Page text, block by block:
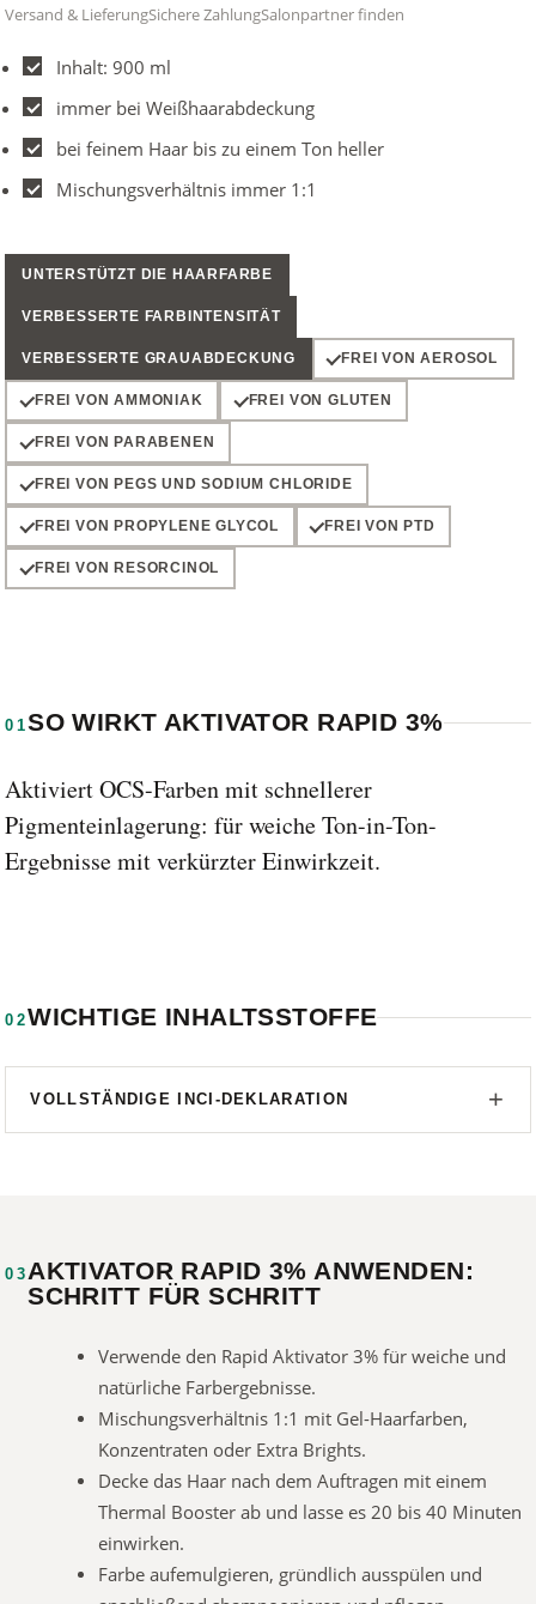
Versand & LieferungSichere ZahlungSalonpartner finden
Inhalt: 900 ml
immer bei Weißhaarabdeckung
bei feinem Haar bis zu einem Ton heller
Mischungsverhältnis immer 1:1
UNTERSTÜTZT DIE HAARFARBE
VERBESSERTE FARBINTENSITÄT
VERBESSERTE GRAUABDECKUNG FREI VON AEROSOL
FREI VON AMMONIAK FREI VON GLUTEN
FREI VON PARABENEN
FREI VON PEGS UND SODIUM CHLORIDE
FREI VON PROPYLENE GLYCOL FREI VON PTD
FREI VON RESORCINOL
01SO WIRKT AKTIVATOR RAPID 3%
Aktiviert OCS-Farben mit schnellerer
Pigmenteinlagerung: für weiche Ton-in-Ton-
Ergebnisse mit verkürzter Einwirkzeit.
02WICHTIGE INHALTSSTOFFE
VOLLSTÄNDIGE INCI-DEKLARATION
03 AKTIVATOR RAPID 3% ANWENDEN:
SCHRITT FÜR SCHRITT
Verwende den Rapid Aktivator 3% für weiche und
natürliche Farbergebnisse.
Mischungsverhältnis 1:1 mit Gel-Haarfarben,
Konzentraten oder Extra Brights.
Decke das Haar nach dem Auftragen mit einem
Thermal Booster ab und lasse es 20 bis 40 Minuten
einwirken.
Farbe aufemulgieren, gründlich ausspülen und